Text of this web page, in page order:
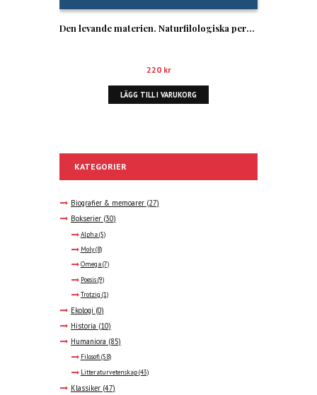
Den levande materien. Naturfilologiska perspektiv på hylozoiska och panteistiska estetiker
220 kr
LÄGG TILL I VARUKORG
KATEGORIER
Biografier & memoarer (27)
Bokserier (30)
Alpha(5)
Moly(8)
Omega(7)
Poesis(9)
Trotzig (1)
Ekologi (0)
Historia (10)
Humaniora (85)
Filosofi(58)
Litteraturvetenskap(43)
Klassiker (47)